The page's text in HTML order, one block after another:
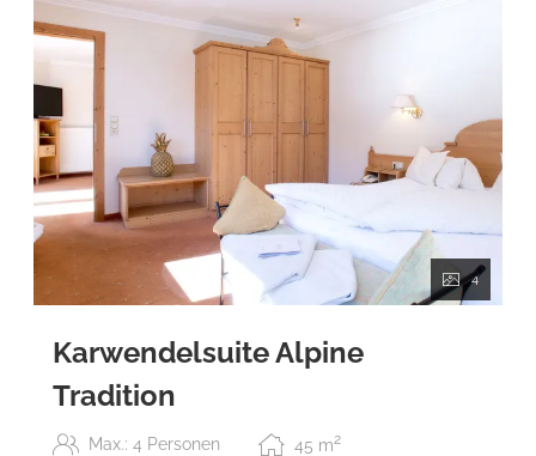
4
Karwendelsuite Alpine
Tradition
Max.: 4 Personen 45 m2